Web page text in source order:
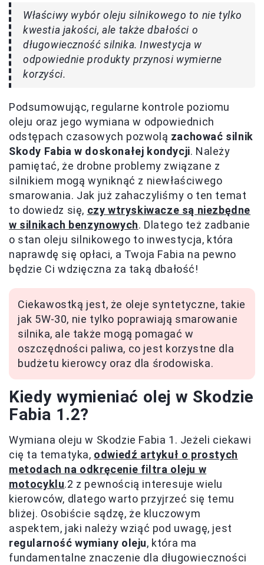
Właściwy wybór oleju silnikowego to nie tylko
kwestia jakości, ale także dbałości o
długowieczność silnika. Inwestycja w
odpowiednie produkty przynosi wymierne
korzyści.
Podsumowując, regularne kontrole poziomu
oleju oraz jego wymiana w odpowiednich
odstępach czasowych pozwolą zachować silnik
Skody Fabia w doskonałej kondycji. Należy
pamiętać, że drobne problemy związane z
silnikiem mogą wyniknąć z niewłaściwego
smarowania. Jak już zahaczyliśmy o ten temat
to dowiedz się, czy wtryskiwacze są niezbędne
w silnikach benzynowych. Dlatego też zadbanie
o stan oleju silnikowego to inwestycja, która
naprawdę się opłaci, a Twoja Fabia na pewno
będzie Ci wdzięczna za taką dbałość!
Ciekawostką jest, że oleje syntetyczne, takie
jak 5W-30, nie tylko poprawiają smarowanie
silnika, ale także mogą pomagać w
oszczędności paliwa, co jest korzystne dla
budżetu kierowcy oraz dla środowiska.
Kiedy wymieniać olej w Skodzie
Fabia 1.2?
Wymiana oleju w Skodzie Fabia 1. Jeżeli ciekawi
cię ta tematyka, odwiedź artykuł o prostych
metodach na odkręcenie filtra oleju w
motocyklu.2 z pewnością interesuje wielu
kierowców, dlatego warto przyjrzeć się temu
bliżej. Osobiście sądzę, że kluczowym
aspektem, jaki należy wziąć pod uwagę, jest
regularność wymiany oleju, która ma
fundamentalne znaczenie dla długowieczności